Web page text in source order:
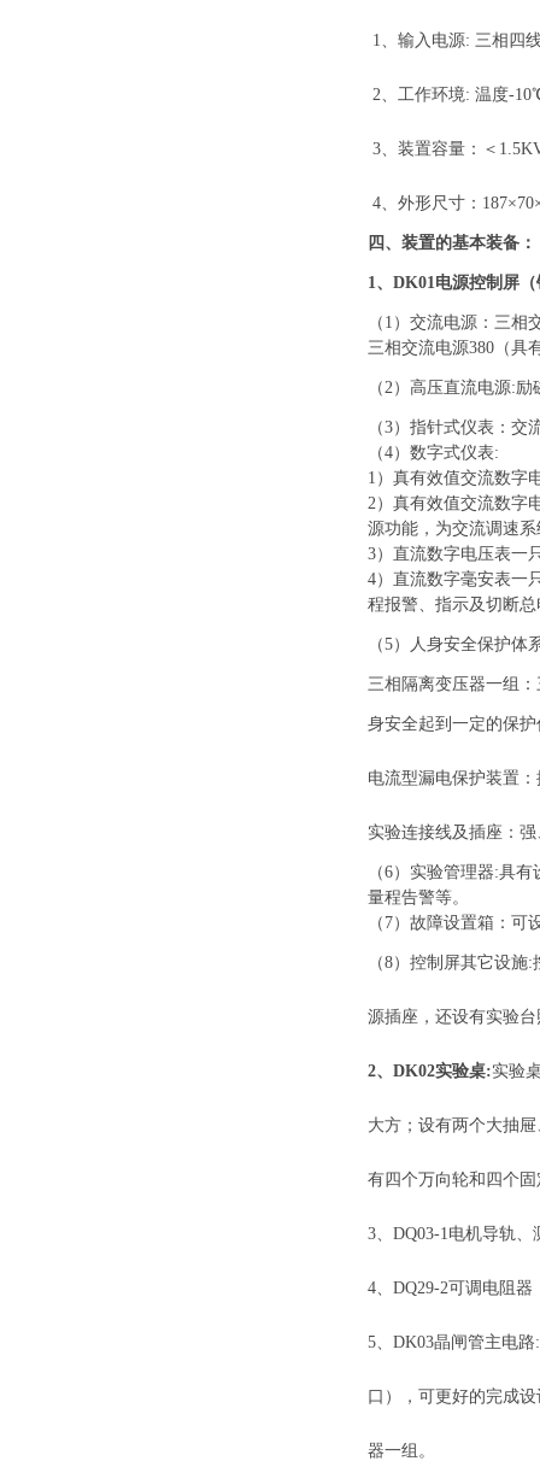
1、输入电源: 三相四
2、工作环境: 温度-
3、装置容量：＜
4、外形尺寸：187×70
四 、装置的基本装备 ：
1、DK01电源控制屏
（ 1）交流电源：三相
三相交流电源380（具
（2）高压直流电源:励
（3）指针式仪表：交
（4）数字式仪表:
1）真有效值交流数字
2）真有效值交流数字
源功能，为交流调速
3）直流数字电压表一
4）直流数字毫安表一
程报警、指示及切断
（5）人身安全保护体
三相隔离变压器一组
身安全起到一定的保
电流型漏电保护装置
实验连接线及插座：
（6）实验管理器:具有
量程告警等。
（ 7） 故障设置箱：可
（8）控制屏其它设施:
源插座，还设有实验
2、DK02实验桌:实验
大方；设有两个大抽
有四个万向轮和四个
3、DQ03-1电机导轨、
4、DQ29-2可调电阻 器
5、 DK03晶闸管主电路:
口），可更好的完成
器一组。